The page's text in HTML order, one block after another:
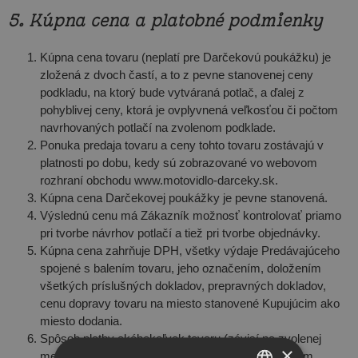
5. Kúpna cena a platobné podmienky
Kúpna cena tovaru (neplatí pre Darčekovú poukážku) je
zložená z dvoch častí, a to z pevne stanovenej ceny
podkladu, na ktorý bude vytváraná potlač, a ďalej z
pohyblivej ceny, ktorá je ovplyvnená veľkosťou či počtom
navrhovaných potlačí na zvolenom podklade.
Ponuka predaja tovaru a ceny tohto tovaru zostávajú v
platnosti po dobu, kedy sú zobrazované vo webovom
rozhraní obchodu www.motovidlo-darceky.sk.
Kúpna cena Darčekovej poukážky je pevne stanovená.
Výslednú cenu má Zákazník možnosť kontrolovať priamo
pri tvorbe návrhov potlačí a tiež pri tvorbe objednávky.
Kúpna cena zahrňuje DPH, všetky výdaje Predávajúceho
spojené s balením tovaru, jeho označením, doložením
všetkých príslušných dokladov, prepravných dokladov,
cenu dopravy tovaru na miesto stanovené Kupujúcim ako
miesto dodania.
Spôsob platby akéhokoľvek tovaru (závisí na zvolenej